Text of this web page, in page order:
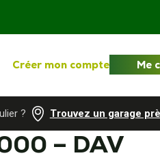
Créer mon compte Me
? Trouvez un garage
– DAV